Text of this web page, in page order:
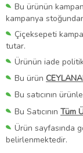
Bu ürünün
kampanya
Çiçeksepeti
tutar.
Ürünün iade
Bu ürün
Bu satıcının
Bu Satıcının Tüm
Ürün sayfasında
belirlenmektedir.